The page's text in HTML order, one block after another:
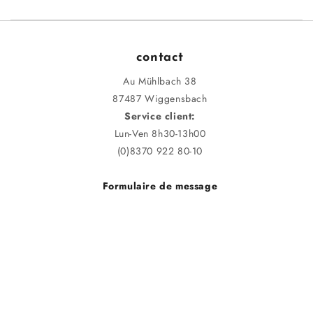
contact
Au Mühlbach 38
87487 Wiggensbach
Service client:
Lun-Ven 8h30-13h00
(0)8370 922 80-10
Formulaire de message